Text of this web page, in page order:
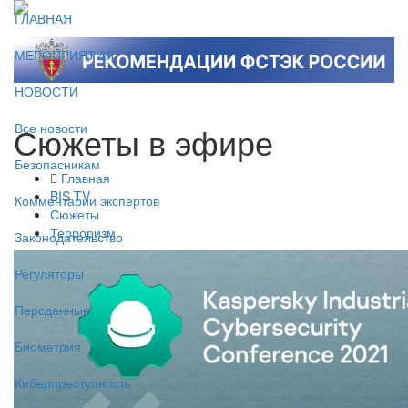
ГЛАВНАЯ
МЕРОПРИЯТИЯ
НОВОСТИ
Все новости
Безопасникам
Комментарии экспертов
Законодательство
Регуляторы
Персданные
Биометрия
Киберпреступность
Сюжеты в эфире
Главная
BIS TV
Сюжеты
Терроризм